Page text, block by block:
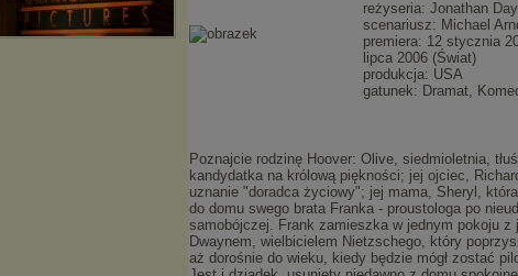
reżyseria: Jonathan
scenariusz: Michael
premiera: 12 stycznia
lipca 2006 (Świat)
produkcja: USA
gatunek: Dramat,
Poznajcie rodzinę Hoover: Olive, siedmioletnia,
kandydatka na królową piękności; jej ojciec,
uznanie "doradca życiowy"; jej mama, Sheryl,
do domu swego brata Franka - proustologa po
samobójczej. Frank zamieszka w jednym pokoju z
Dwaynem, wielbicielem Nietzschego, który
aż dorośnie do wieku, kiedy będzie mógł zostać